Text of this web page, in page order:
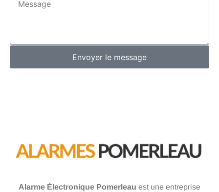
Envoyer le message
Alarme Électronique Pomerleau est une entreprise